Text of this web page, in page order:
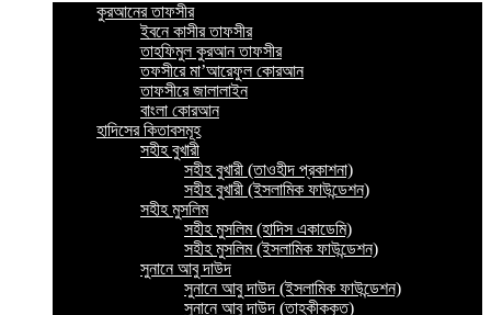
কুরআনের তাফসীর
ইবনে কাসীর তাফসীর
তাহফিমুল কুরআন তাফসীর
তফসীরে মা’আরেফুল কোরআন
তাফসীরে জালালাইন
বাংলা কোরআন
হাদিসের কিতাবসমূহ
সহীহ বুখারী
সহীহ বুখারী (তাওহীদ প্রকাশনা)
সহীহ বুখারী (ইসলামিক ফাউন্ডেশন)
সহীহ মুসলিম
সহীহ মুসলিম (হাদিস একাডেমি)
সহীহ মুসলিম (ইসলামিক ফাউন্ডেশন)
সুনানে আবু দাউদ
সুনানে আবু দাউদ (ইসলামিক ফাউন্ডেশন)
সুনানে আবু দাউদ (তাহকীককৃত)